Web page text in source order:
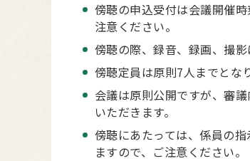
傍聴の申込受付は会議開催
注意ください。
傍聴の際、録音、録画、撮
傍聴定員は原則7人までとな
会議は原則公開ですが、審
いただきます。
傍聴にあたっては、係員の
ますので、ご注意ください。